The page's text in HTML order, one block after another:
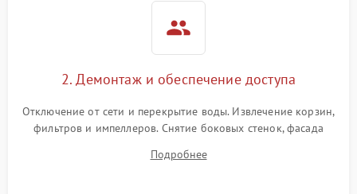
2. Демонтаж и обеспечение доступа
Отключение от сети и перекрытие воды. Извлечение корзин,
фильтров и импеллеров. Снятие боковых стенок, фасада
циркуляционному насосу, ТЭНу и сливной помпе.
Подробнее